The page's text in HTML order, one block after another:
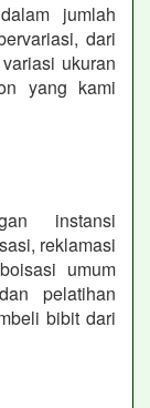
jumlah
dari
ukuran
yang kami
instansi
reklamasi
umum
pelatihan
bibit dari